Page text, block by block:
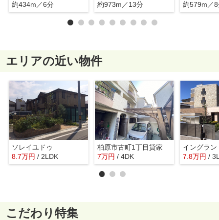
約434m／6分
約973m／13分
約579m／
エリアの近い物件
ソレイユドゥ
8.7万円 / 2LDK
柏原市古町1丁目貸家
7万円 / 4DK 7.8万円 /
こだわり特集